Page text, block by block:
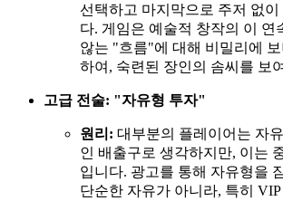
선택하고 마지막으로 주저 없이
다. 게임은 예술적 창작의 이 연
않는 "흐름"에 대해 비밀리에
하여, 숙련된 장인의 솜씨를 보
고급 전술: "자유형 투자"
원리: 대부분의 플레이어는 자
인 배출구로 생각하지만, 이는
입니다. 광고를 통해 자유형을
단순한 자유가 아니라, 특히